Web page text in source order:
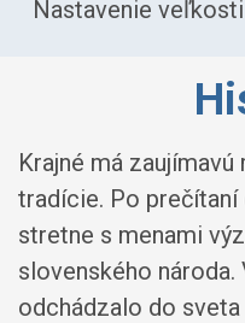
Nastavenie
Krajné má
tradície. Po
stretne s menami
slovenského
odchádzalo do